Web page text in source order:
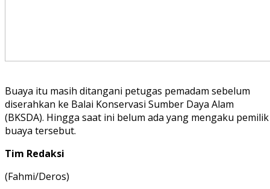
Buaya itu masih ditangani petugas pemadam sebelum
diserahkan ke Balai Konservasi Sumber Daya Alam
(BKSDA). Hingga saat ini belum ada yang mengaku pemilik
buaya tersebut.
Tim Redaksi
(Fahmi/Deros)